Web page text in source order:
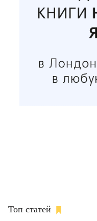
Топ статей